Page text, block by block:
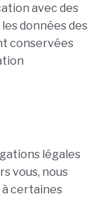
avec des
données des
conservées
légales
vous, nous
à certaines